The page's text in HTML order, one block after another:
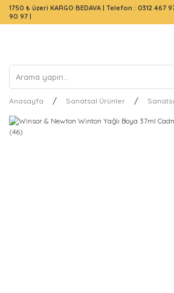
1750 ₺ üzeri KARGO BEDAVA | Telefon : 0312 467
90 97 |
Anasayfa Sanatsal Ürünler